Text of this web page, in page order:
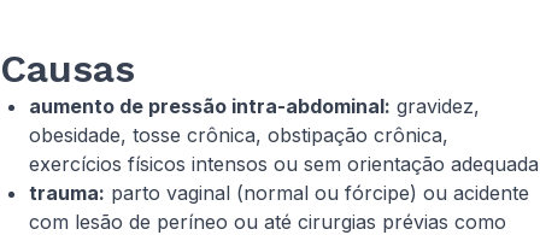
Causas
aumento de pressão intra-abdominal: gravidez,
obesidade, tosse crônica, obstipação crônica,
exercícios físicos intensos ou sem orientação adequada
trauma: parto vaginal (normal ou fórcipe) ou acidente
com lesão de períneo ou até cirurgias prévias como